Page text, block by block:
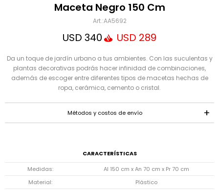
Maceta Negro 150 Cm
AA5692
USD 340 USD 289
Da un toque de jardín urbano a tus ambientes. Con las suculentas y
plantas decorativas podrás hacer infinidad de combinaciones,
además de escoger entre diferentes tipos de macetas hechas de
ropa, cerámica, cemento o cristal.
Métodos y costos de envío
CARACTERÍSTICAS
Medidas
Al 150 cm x An 70 cm x Pr 70 cm
Material
Plástico